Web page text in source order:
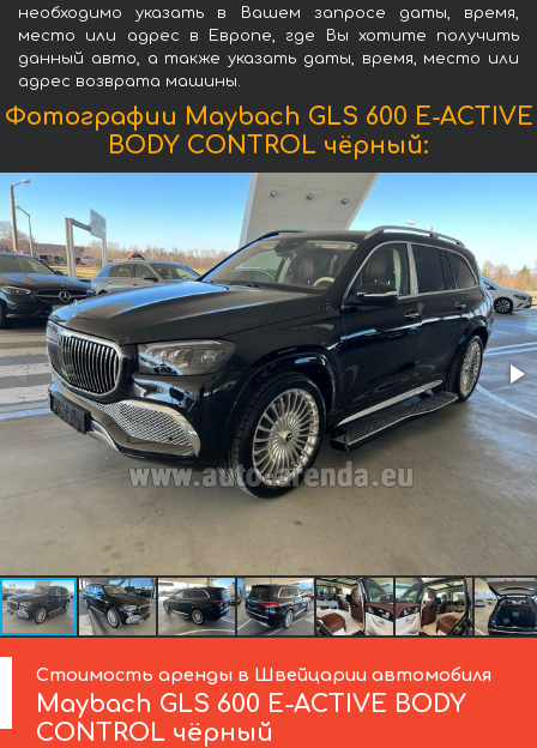
необходимо указать в Вашем запросе даты, время,
место или адрес в Европе, где Вы хотите получить
данный авто, а также указать даты, время, место или
адрес возврата машины.
Фотографии Maybach GLS 600 E-ACTIVE
BODY CONTROL чёрный:
Стоимость аренды в Швейцарии автомобиля
Maybach GLS 600 E-ACTIVE BODY
CONTROL чёрный